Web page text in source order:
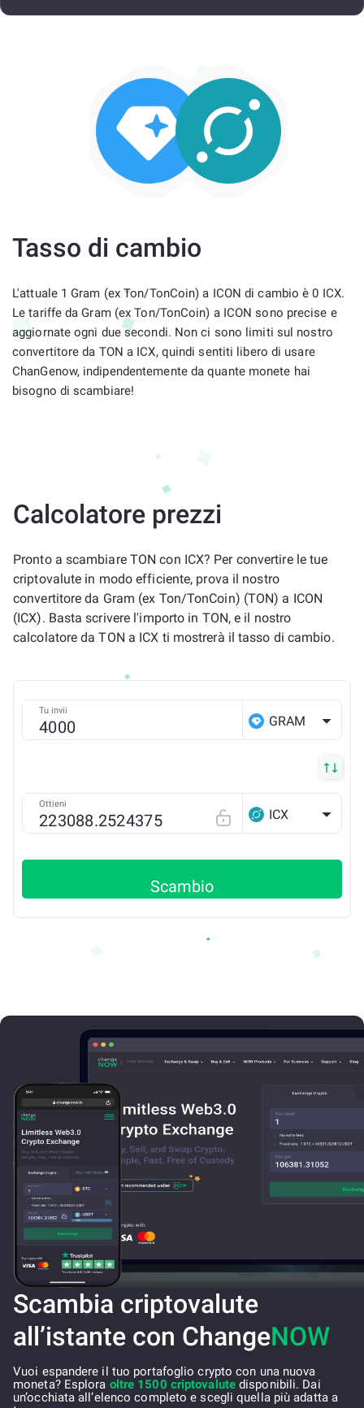
Tasso di cambio
L'attuale 1 Gram (ex Ton/TonCoin) a ICON di cambio è 0 ICX.
Le tariffe da Gram (ex Ton/TonCoin) a ICON sono precise e
aggiornate ogni due secondi. Non ci sono limiti sul nostro
convertitore da TON a ICX, quindi sentiti libero di usare
ChanGenow, indipendentemente da quante monete hai
bisogno di scambiare!
Calcolatore prezzi
Pronto a scambiare TON con ICX? Per convertire le tue
criptovalute in modo efficiente, prova il nostro
convertitore da Gram (ex Ton/TonCoin) (TON) a ICON
(ICX). Basta scrivere l'importo in TON, e il nostro
calcolatore da TON a ICX ti mostrerà il tasso di cambio.
Tu invii
GRAM
Ottieni
ICX
Scambio
Scambia criptovalute
all’istante con ChangeNOW
Vuoi espandere il tuo portafoglio crypto con una nuova
moneta? Esplora oltre 1500 criptovalutedisponibili. Dai
un’occhiata all’elenco completo e scegli quella più adatta a